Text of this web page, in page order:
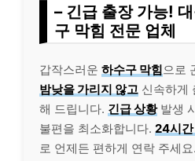
– 긴급 출장 가능!
구 막힘 전문 업체
갑작스러운 하수구 막힘으로
밤낮을 가리지 않고 신속하게
해 드립니다. 긴급 상황발생
불편을 최소화합니다. 24시
로 언제든 편하게 연락 주세요.